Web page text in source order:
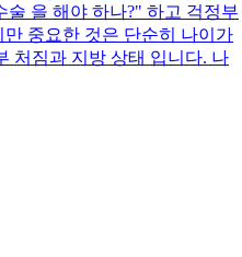
술 을 해야 하나?" 하고 걱정부
중요한 것은 단순히 나이가
처짐과 지방 상태 입니다. 나